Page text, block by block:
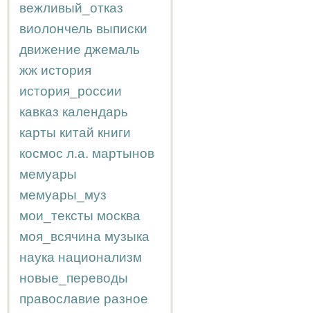
вежливый_отказ
виолончель выписки
движение джемаль
жж история
история_россии
кавказ календарь
карты китай книги
космос л.а. мартынов
мемуары
мемуары_муз
мои_тексты москва
моя_всячина музыка
наука национализм
новые_переводы
православие разное